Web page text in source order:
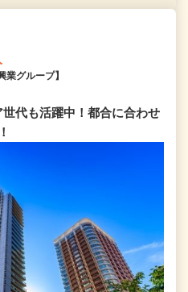
グループ】
代も活躍中！都合に合わせ